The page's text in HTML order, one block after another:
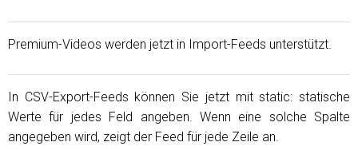
Premium-Videos werden jetzt in Import-Feeds unterstützt.
In CSV-Export-Feeds können Sie jetzt mit static: statische
Werte für jedes Feld angeben. Wenn eine solche Spalte
angegeben wird, zeigt der Feed für jede Zeile an.